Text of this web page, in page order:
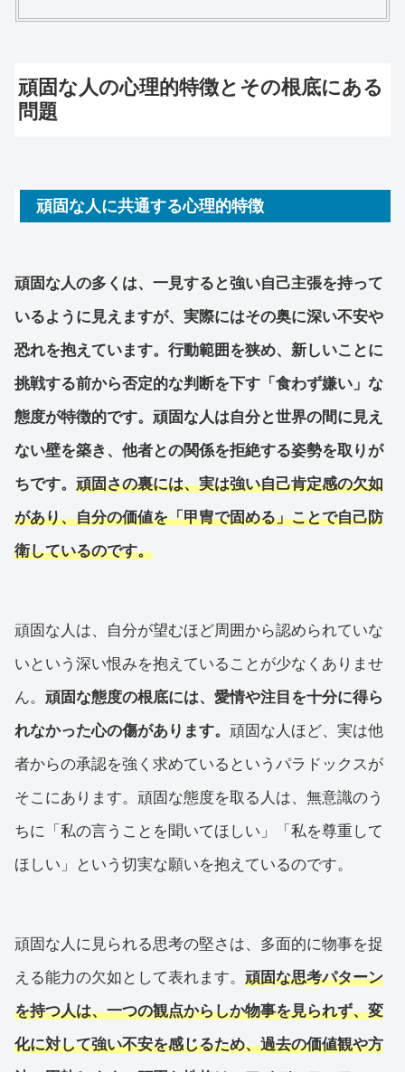
頑固な人の心理的特徴とその根底にある
問題
頑固な人に共通する心理的特徴
頑固な人の多くは、一見すると強い自己主張を持って
いるように見えますが、実際にはその奥に深い不安や
恐れを抱えています。行動範囲を狭め、新しいことに
挑戦する前から否定的な判断を下す「食わず嫌い」な
態度が特徴的です。頑固な人は自分と世界の間に見え
ない壁を築き、他者との関係を拒絶する姿勢を取りが
ちです。 頑固さの裏には、実は強い自己肯定感の欠如
があり、自分の価値を「甲冑で固める」ことで自己防
衛しているのです。
頑固な人は、自分が望むほど周囲から認められていな
いという深い恨みを抱えていることが少なくありませ
ん。 頑固な態度の根底には、愛情や注目を十分に得ら
れなかった心の傷があります。 頑固な人ほど、実は他
者からの承認を強く求めているというパラドックスが
そこにあります。頑固な態度を取る人は、無意識のう
ちに「私の言うことを聞いてほしい」「私を尊重して
ほしい」という切実な願いを抱えているのです。
頑固な人に見られる思考の堅さは、多面的に物事を捉
える能力の欠如として表れます。 頑固な思考パターン
を持つ人は、一つの観点からしか物事を見られず、変
化に対して強い不安を感じるため、過去の価値観や方